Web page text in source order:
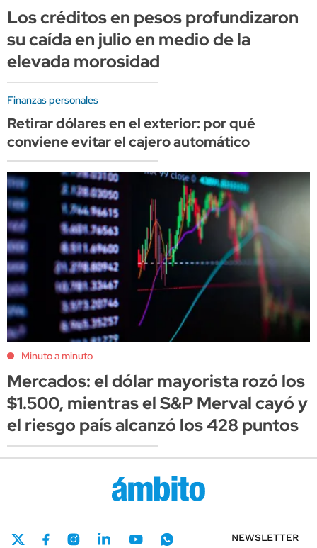
Los créditos en pesos profundizaron
su caída en julio en medio de la
elevada morosidad
Finanzas personales
Retirar dólares en el exterior: por qué
conviene evitar el cajero automático
Minuto a minuto
Mercados: el dólar mayorista rozó los
$1.500, mientras el S&P Merval cayó y
el riesgo país alcanzó los 428 puntos
NEWSLETTER